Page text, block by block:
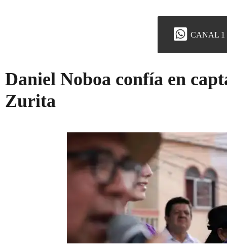
CANAL 1
Daniel Noboa confía en
Zurita